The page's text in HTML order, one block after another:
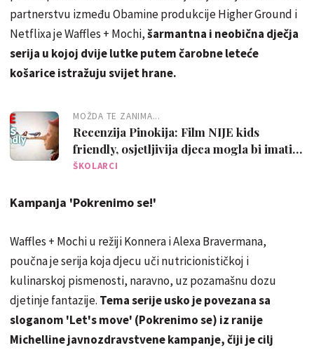
partnerstvu između Obamine produkcije Higher Ground i
Netflixa je Waffles + Mochi,šarmantna i neobična dječja
serija u kojoj dvije lutke putem čarobne leteće
košarice istražuju svijet hrane.
MOŽDA TE ZANIMA...
Recenzija Pinokija: Film NIJE kids
friendly, osjetljivija djeca mogla bi imati
problema
ŠKOLARCI
Kampanja 'Pokrenimo se!'
Waffles + Mochi u režiji Konnera i Alexa Bravermana,
poučna je serija koja djecu uči nutricionističkoj i
kulinarskoj pismenosti, naravno, uz pozamašnu dozu
djetinje fantazije. Tema serije usko je povezana sa
sloganom 'Let's move' (Pokrenimo se) iz ranije
Michelline javnozdravstvene kampanje, čiji je cilj